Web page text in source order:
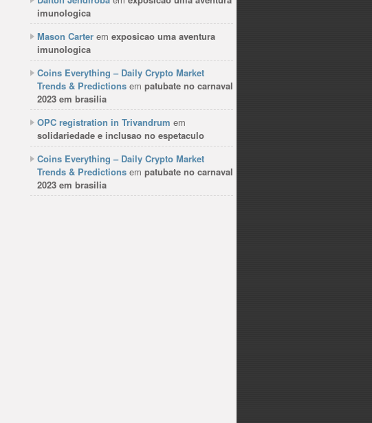
imunologica
Mason Carter em exposicao uma aventura
imunologica
Coins Everything – Daily Crypto Market
Trends & Predictions em patubate no carnaval
2023 em brasilia
OPC registration in Trivandrum em
solidariedade e inclusao no espetaculo
Coins Everything – Daily Crypto Market
Trends & Predictions em patubate no carnaval
2023 em brasilia